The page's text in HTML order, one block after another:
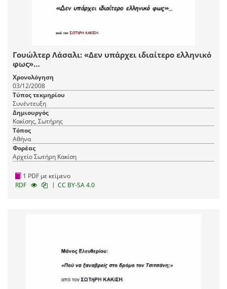
Γουώλτερ Λάσαλι: «Δεν υπάρχει ιδιαίτερο ελληνικό
φως»…
Χρονολόγηση
03/12/2008
Τύπος τεκμηρίου
Συνέντευξη
Δημιουργός
Κακίσης, Σωτήρης
Τόπος
Αθήνα
Φορέας
Αρχείο Σωτήρη Κακίση
1 PDF με κείμενο
RDF
| CC BY-SA 4.0